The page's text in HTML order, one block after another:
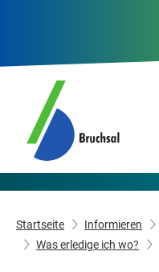
Startseite Informieren
Was erledige ich wo?